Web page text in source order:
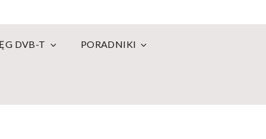
DVB-T PORADNIKI